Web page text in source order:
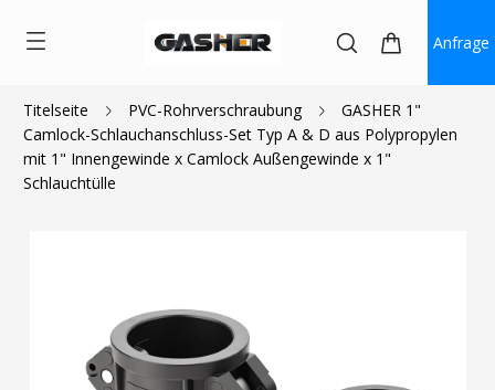
Anfrage
Titelseite PVC-Rohrverschraubung
GASHER 1"
Camlock-Schlauchanschluss-Set Typ A & D aus Polypropylen
mit 1" Innengewinde x Camlock Außengewinde x 1"
Schlauchtülle
$8.00